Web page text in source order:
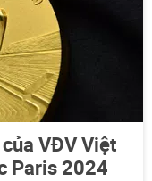
VĐV Việt
Paris 2024